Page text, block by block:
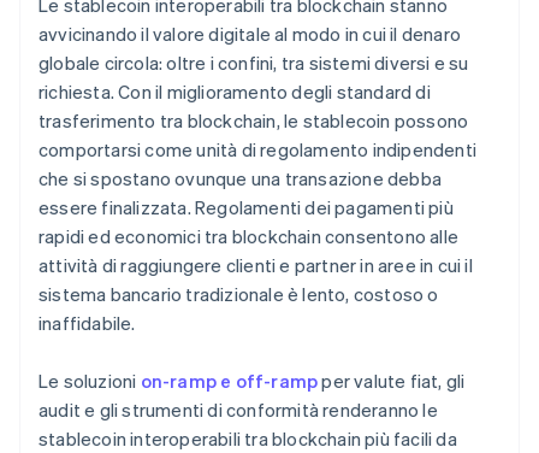
Le stablecoin interoperabili tra blockchain stanno
avvicinando il valore digitale al modo in cui il denaro
globale circola: oltre i confini, tra sistemi diversi e su
richiesta. Con il miglioramento degli standard di
trasferimento tra blockchain, le stablecoin possono
comportarsi come unità di regolamento indipendenti
che si spostano ovunque una transazione debba
essere finalizzata. Regolamenti dei pagamenti più
rapidi ed economici tra blockchain consentono alle
attività di raggiungere clienti e partner in aree in cui il
sistema bancario tradizionale è lento, costoso o
inaffidabile.
Le soluzioni on-ramp e off-rampper valute fiat, gli
audit e gli strumenti di conformità renderanno le
stablecoin interoperabili tra blockchain più facili da